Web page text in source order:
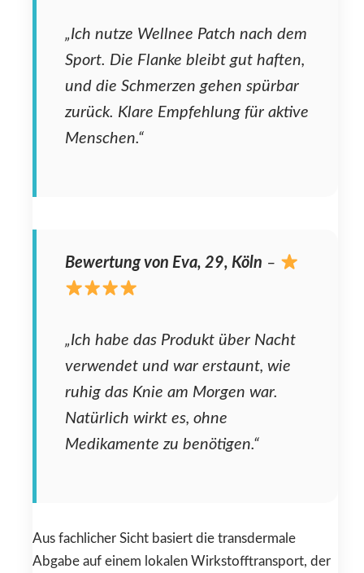
„Ich nutze Wellnee Patch nach dem
Sport. Die Flanke bleibt gut haften,
und die Schmerzen gehen spürbar
zurück. Klare Empfehlung für aktive
Menschen.“
Bewertung von Eva, 29, Köln –
„Ich habe das Produkt über Nacht
verwendet und war erstaunt, wie
ruhig das Knie am Morgen war.
Natürlich wirkt es, ohne
Medikamente zu benötigen.“
Aus fachlicher Sicht basiert die transdermale
Abgabe auf einem lokalen Wirkstofftransport, der